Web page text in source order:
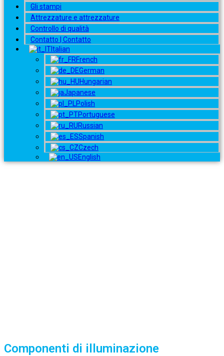
Gli stampi
Attrezzature e attrezzature
Controllo di qualità
Contatto | Contatto
Italian
French
German
Hungarian
Japanese
Polish
Portuguese
Russian
Spanish
Czech
English
Componenti di illuminazione